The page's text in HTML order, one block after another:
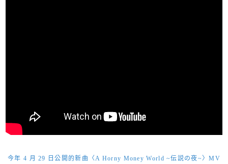
今年 4 月 29 日公開的新曲〈A Horny Money World ~伝説の夜~〉MV